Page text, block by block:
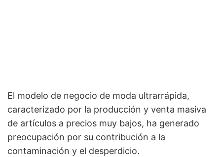
El modelo de negocio de moda ultrarrápida,
caracterizado por la producción y venta masiva
de artículos a precios muy bajos, ha generado
preocupación por su contribución a la
contaminación y el desperdicio.